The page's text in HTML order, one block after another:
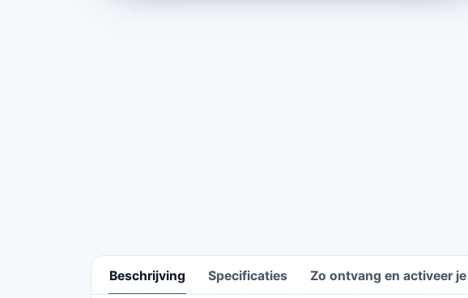
Beschrijving Specificaties Zo ontvang en activeer